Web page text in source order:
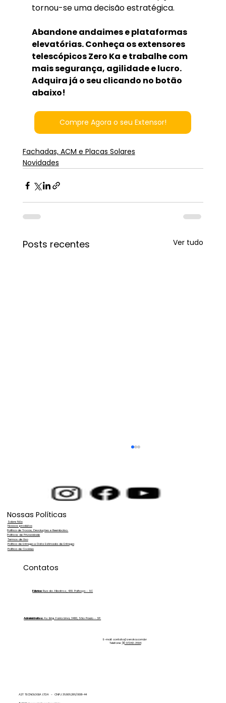
tornou-se uma decisão estratégica.
Abandone andaimes e plataformas
elevatórias. Conheça os extensores
telescópicos Zero Ka e trabalhe com
mais segurança, agilidade e lucro.
Adquira já o seu clicando no botão
abaixo!
Compre Agora o seu Extensor!
Fachadas, ACM e Placas Solares
Novidades
Posts recentes Ver tudo
Lavagem de Placas ACM: Como
Usando Água Ultrapura
A2T TECNOLOGIA LTDA - CNPJ 36.806.286/0001-44
Nossas Políticas
Nossos produtos
Sobre Nós
Política de Trocas, Devoluções e Reembolso.
Políticas de Privacidade
Política de Entrega e Data Estimada de Entrega
Política de Cookies
Termos de Uso
Contatos
Fábrica:Rua do Albatroz, 430. Palhoça - SC
Administrativo:Av. Brig. Faria Lima, 3400, São Paulo - SP.
E-mail:contato@zeroka.com.br
Telefone: (11) 97243-3694